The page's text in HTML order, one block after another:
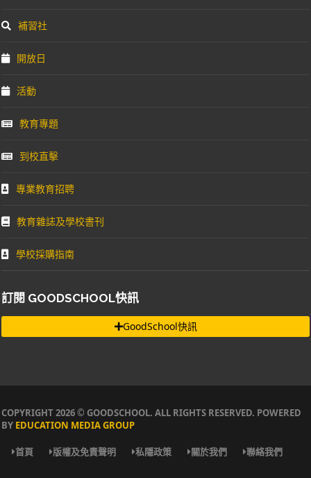
補習社
開放日
活動
教育專題
到校直擊
專業教育招聘
教育雜誌及學校書刊
學校採購指南
訂閱 GOODSCHOOL快訊
GoodSchool快訊
COPYRIGHT 2026 © GOODSCHOOL. ALL RIGHTS RESERVED. POWERED
BY EDUCATION MEDIA GROUP
首頁 版權及免責聲明 私隱政策 關於我們 聯絡我們